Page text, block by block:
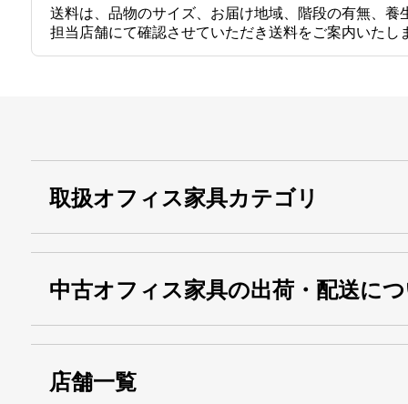
送料は、品物のサイズ、お届け地域、階段の有無、
担当店舗にて確認させていただき送料をご案内いたし
取扱オフィス家具カテゴリ
中古オフィス家具の出荷・配送に
店舗一覧